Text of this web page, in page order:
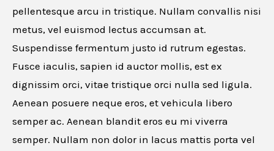
pellentesque arcu in tristique. Nullam convallis nisi
metus, vel euismod lectus accumsan at.
Suspendisse fermentum justo id rutrum egestas.
Fusce iaculis, sapien id auctor mollis, est ex
dignissim orci, vitae tristique orci nulla sed ligula.
Aenean posuere neque eros, et vehicula libero
semper ac. Aenean blandit eros eu mi viverra
semper. Nullam non dolor in lacus mattis porta vel